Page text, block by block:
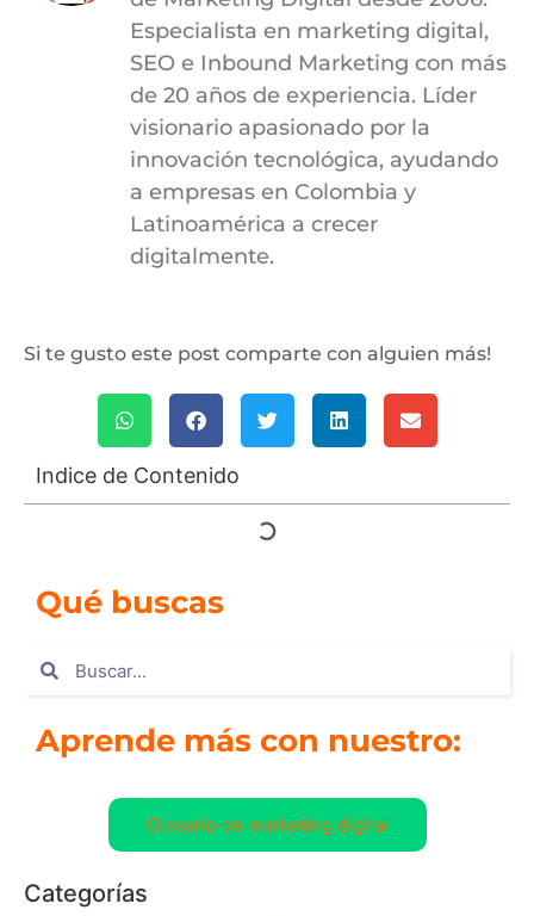
Especialista en marketing digital,
SEO e Inbound Marketing con más
de 20 años de experiencia. Líder
visionario apasionado por la
innovación tecnológica, ayudando
a empresas en Colombia y
Latinoamérica a crecer
digitalmente.
Si te gusto este post comparte con alguien más!
Indice de Contenido
Qué buscas
Aprende más con nuestro:
Glosario de marketing digital
Categorías